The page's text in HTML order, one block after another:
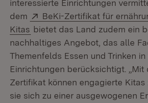
interessierte Einrichtungen
dem
Extern:
BeKi-Zertifikat für
Kitas (Öffnet in neuem Fenster)
bietet das Land zudem ein
nachhaltiges Angebot, das alle
Themenfelds Essen und Trinken in
Einrichtungen berücksichtigt. „Mit
Zertifikat können engagierte Kitas
sie sich zu einer ausgewogenen